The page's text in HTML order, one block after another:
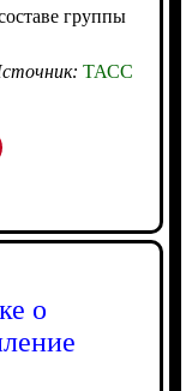
группы
ТАСС
о